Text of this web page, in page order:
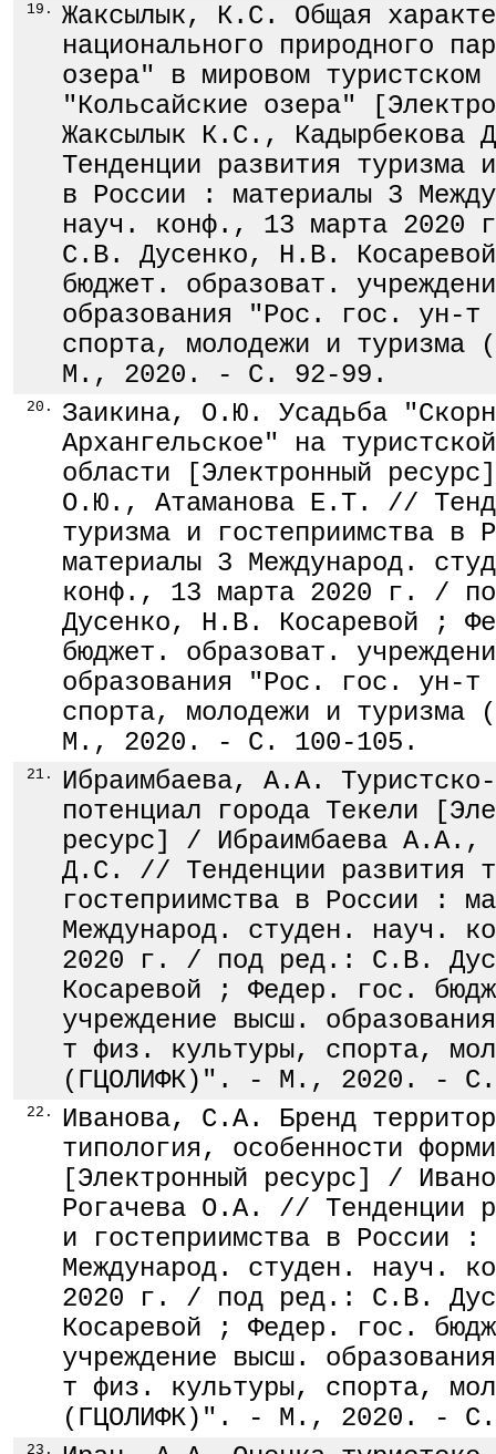
19.
Жаксылык, К.С. Общая
национального природного
озера" в мировом туристском
"Кольсайские озера"
Жаксылык К.С.,
Тенденции развития туризма
в России : материалы 3
науч. конф., 13 марта
С.В. Дусенко, Н.В.
бюджет. образоват.
образования "Рос. гос. ун-т
спорта, молодежи и
М., 2020. - С. 92-99.
20.
Заикина, О.Ю. Усадьба
Архангельское" на
области [Электронный
О.Ю., Атаманова Е.Т. //
туризма и гостеприимства в
материалы 3 Международ.
конф., 13 марта 2020 г. /
Дусенко, Н.В. Косаревой ;
бюджет. образоват.
образования "Рос. гос. ун-т
спорта, молодежи и
М., 2020. - С. 100-105.
21.
Ибраимбаева, А.А. Туристско-
потенциал города Текели
ресурс] / Ибраимбаева А.А.,
Д.С. // Тенденции развития
гостеприимства в России :
Международ. студен. науч.
2020 г. / под ред.: С.В.
Косаревой ; Федер. гос.
учреждение высш.
т физ. культуры, спорта,
(ГЦОЛИФК)". - М., 2020. - С.
22.
Иванова, С.А. Бренд
типология, особенности
[Электронный ресурс] /
Рогачева О.А. // Тенденции
и гостеприимства в России :
Международ. студен. науч.
2020 г. / под ред.: С.В.
Косаревой ; Федер. гос.
учреждение высш.
т физ. культуры, спорта,
(ГЦОЛИФК)". - М., 2020. - С.
23.